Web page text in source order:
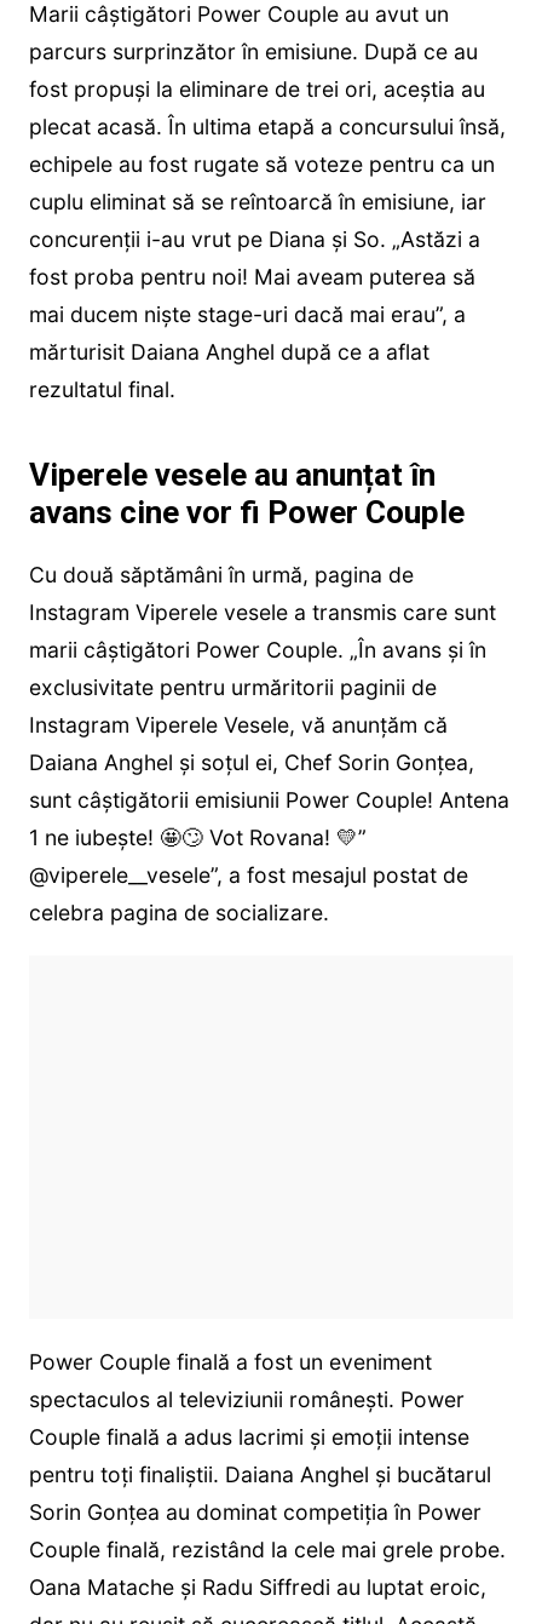
Marii câștigători Power Couple au avut un
parcurs surprinzător în emisiune. După ce au
fost propuși la eliminare de trei ori, aceștia au
plecat acasă. În ultima etapă a concursului însă,
echipele au fost rugate să voteze pentru ca un
cuplu eliminat să se reîntoarcă în emisiune, iar
concurenții i-au vrut pe Diana și So. „Astăzi a
fost proba pentru noi! Mai aveam puterea să
mai ducem niște stage-uri dacă mai erau”, a
mărturisit Daiana Anghel după ce a aflat
rezultatul final.
Viperele vesele au anunțat în
avans cine vor fi Power Couple
Cu două săptămâni în urmă, pagina de
Instagram Viperele vesele a transmis care sunt
marii câștigători Power Couple. „În avans și în
exclusivitate pentru urmăritorii paginii de
Instagram Viperele Vesele, vă anunțăm că
Daiana Anghel și soțul ei, Chef Sorin Gonțea,
sunt câștigătorii emisiunii Power Couple! Antena
1 ne iubește! 🤩🙄 Vot Rovana! 💛”
@viperele__vesele”, a fost mesajul postat de
celebra pagina de socializare.
Power Couple finală a fost un eveniment
spectaculos al televiziunii românești. Power
Couple finală a adus lacrimi și emoții intense
pentru toți finaliștii. Daiana Anghel și bucătarul
Sorin Gonțea au dominat competiția în Power
Couple finală, rezistând la cele mai grele probe.
Oana Matache și Radu Siffredi au luptat eroic,